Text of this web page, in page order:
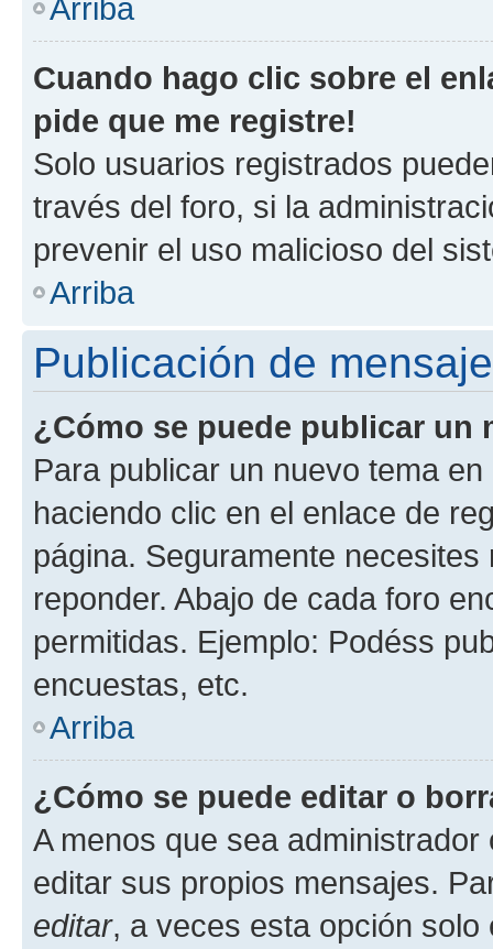
Arriba
Cuando hago clic sobre el
pide que me registre!
Solo usuarios registrados
través del foro, si la
prevenir el uso malicioso del
Arriba
Publicación de
¿Cómo se puede publicar un
Para publicar un nuevo tema
haciendo clic en el enlace de
página. Seguramente
reponder. Abajo de cada foro
permitidas. Ejemplo: Podéss
encuestas, etc.
Arriba
¿Cómo se puede editar o
A menos que sea
editar sus propios mensajes.
editar, a veces esta opción